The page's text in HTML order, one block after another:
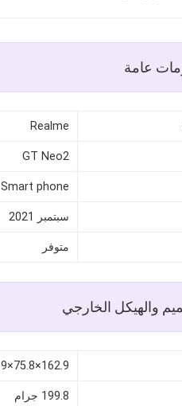
عامة
Realme
GT Neo2
Smart phone
سبتمبر 2021
متوفر
والهيكل الخارجي
162.9×75.8×9 مم
199.8 جرام